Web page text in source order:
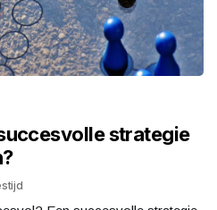
strategie